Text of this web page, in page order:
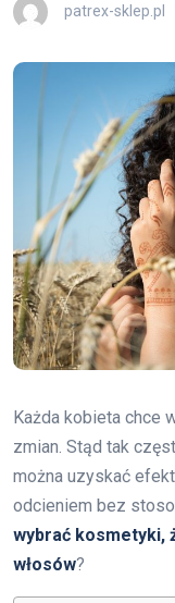
patrex-sklep.pl
Każda kobieta chce
zmian. Stąd tak
można uzyskać
odcieniem bez
wybrać kosmetyki,
włosów?